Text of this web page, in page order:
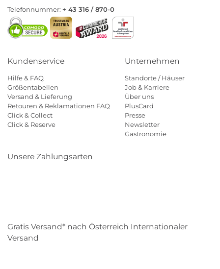
Telefonnummer: + 43 316 / 870-0
Kundenservice
Hilfe & FAQ
Größentabellen
Versand & Lieferung
Retouren & Reklamationen FAQ
Click & Collect
Click & Reserve
Unternehmen
Standorte / Häuser
Job & Karriere
Über uns
PlusCard
Presse
Newsletter
Gastronomie
Unsere Zahlungsarten
Gratis Versand* nach Österreich Internationaler
Versand